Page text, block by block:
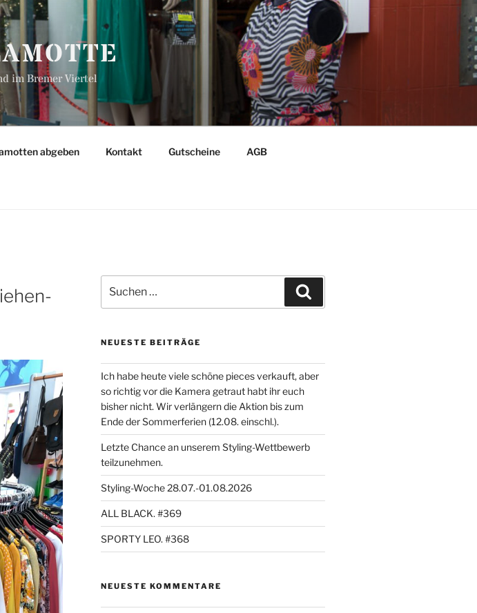
im Bremer Viertel
abgeben Kontakt Gutscheine AGB
nach:
NEUESTE BEITRÄGE
Ich habe heute viele schöne pieces verkauft, aber
so richtig vor die Kamera getraut habt ihr euch
bisher nicht. Wir verlängern die Aktion bis zum
Ende der Sommerferien (12.08. einschl.).
Letzte Chance an unserem Styling-Wettbewerb
teilzunehmen.
Styling-Woche 28.07.-01.08.2026
ALL BLACK. #369
SPORTY LEO. #368
NEUESTE KOMMENTARE